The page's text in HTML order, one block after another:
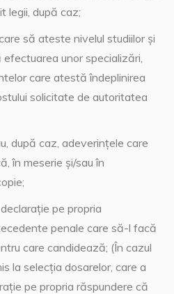
legii, după caz;
să ateste nivelul studiilor şi
unor specializări,
care atestă îndeplinirea
solicitate de autoritatea
după caz, adeverinţele care
în meserie şi/sau în
pe propria
penale care să-l facă
care candidează; (În cazul
la selecţia dosarelor, care a
pe propria răspundere că